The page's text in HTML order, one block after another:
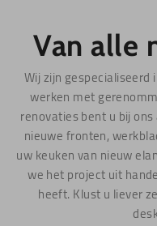
Van alle
Wij zijn
werken met
renovaties bent u bij
nieuwe fronten,
uw keuken van nieuw
we het project uit
heeft. Klust u liever